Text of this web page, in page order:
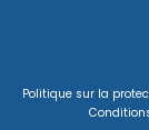
Politique sur la